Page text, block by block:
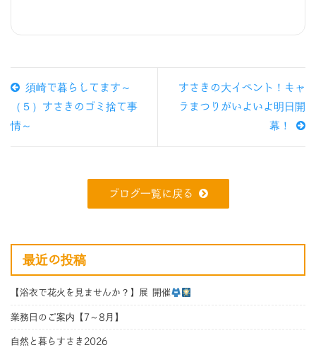
須崎で暮らしてます～
（５）すさきのゴミ捨て事
情～
すさきの大イベント！キャ
ラまつりがいよいよ明日開
幕！
ブログ一覧に戻る
最近の投稿
【浴衣で花火を見ませんか？】展 開催
業務日のご案内【7～8月】
自然と暮らすさき2026